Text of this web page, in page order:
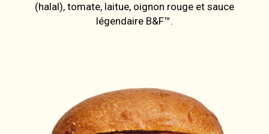
(halal), tomate, laitue, oignon rouge et sauce
légendaire B&F™.